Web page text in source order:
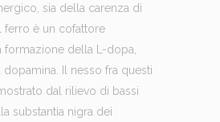
sia della carenza di
ferro è un cofattore
formazione della L-dopa,
Il nesso fra questi
dal rilievo di bassi
substantia nigra dei